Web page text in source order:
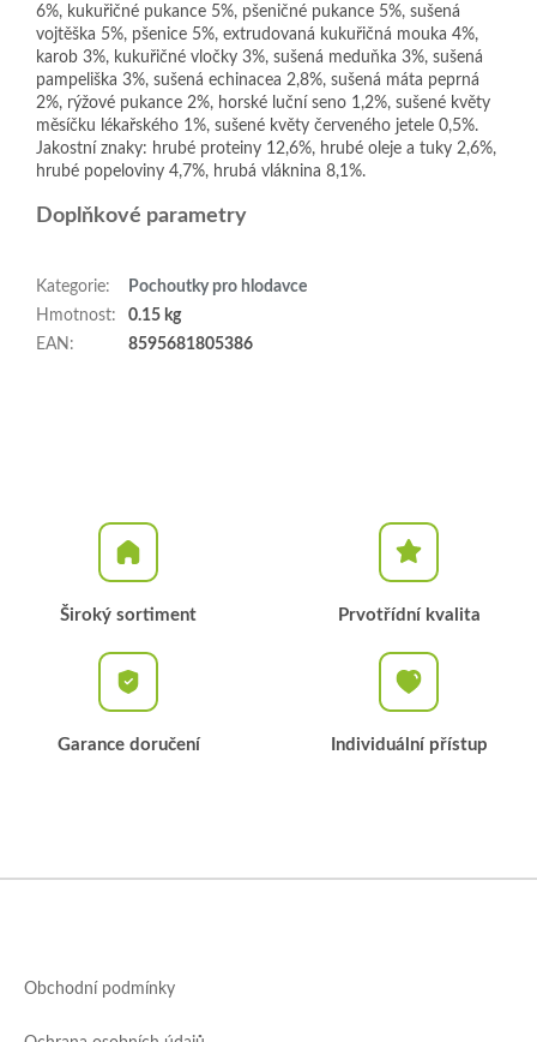
6%, kukuřičné pukance 5%, pšeničné pukance 5%, sušená
vojtěška 5%, pšenice 5%, extrudovaná kukuřičná mouka 4%,
karob 3%, kukuřičné vločky 3%, sušená meduňka 3%, sušená
pampeliška 3%, sušená echinacea 2,8%, sušená máta peprná
2%, rýžové pukance 2%, horské luční seno 1,2%, sušené květy
měsíčku lékařského 1%, sušené květy červeného jetele 0,5%.
Jakostní znaky: hrubé proteiny 12,6%, hrubé oleje a tuky 2,6%,
hrubé popeloviny 4,7%, hrubá vláknina 8,1%.
Doplňkové parametry
Kategorie:
Pochoutky pro hlodavce
Hmotnost:
0.15 kg
EAN : 8595681805386
Široký sortiment Prvotřídní kvalita
Garance doručení Individuální přístup
Obchodní podmínky